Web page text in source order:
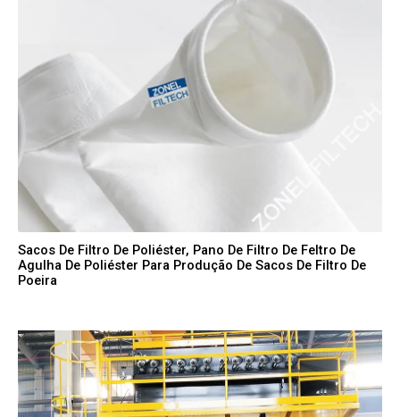
Sacos De Filtro De Poliéster, Pano De Filtro De Feltro De
Agulha De Poliéster Para Produção De Sacos De Filtro De
Poeira